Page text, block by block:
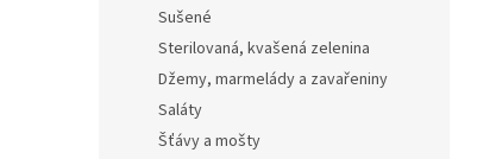
Sušené
Sterilovaná, kvašená zelenina
Džemy, marmelády a zavařeniny
Saláty
Šťávy a mošty